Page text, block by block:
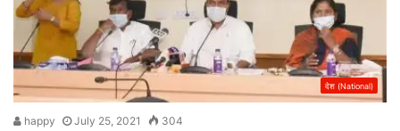
देश (National)
happy July 25, 2021 304